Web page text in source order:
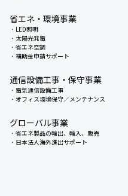
省エネ・環境事業
・ LED照明
・ 太陽光発電
・省エネ空調
・補助金申請サポート
通信設備工事・保守事業
・ 電気通信設備工事
・オフィス環境保守／メンテナンス
グローバル事業
・省エネ製品の輸出、輸入、販売
・ 日本法人海外進出サポート